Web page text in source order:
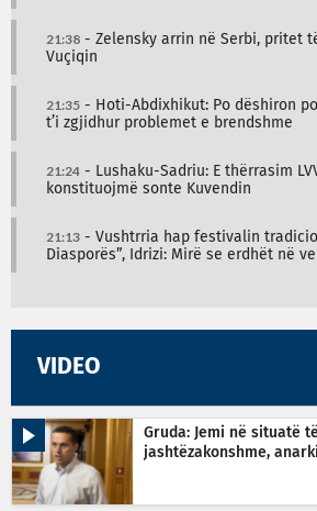
21:38 - Zelensky arrin në Serbi, pritet
Vuçiqin
21:35 - Hoti-Abdixhikut: Po dëshiron
t’i zgjidhur problemet e brendshme
21:24 - Lushaku-Sadriu: E thërrasim
konstituojmë sonte Kuvendin
21:13 - Vushtrria hap festivalin
Diasporës”, Idrizi: Mirë se erdhët në
VIDEO
Gruda: Jemi në situatë
jashtëzakonshme,